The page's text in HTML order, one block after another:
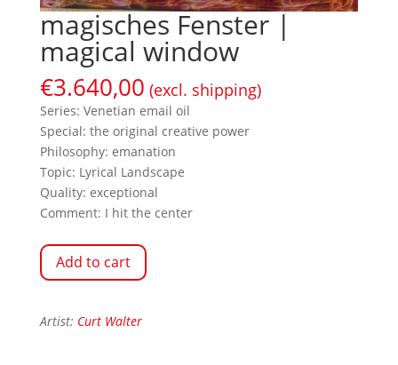
magisches Fenster |
magical window
€3.640,00 (excl. shipping)
Series: Venetian email oil
Special: the original creative power
Philosophy: emanation
Topic: Lyrical Landscape
Quality: exceptional
Comment: I hit the center
Add to cart
Artist: Curt Walter